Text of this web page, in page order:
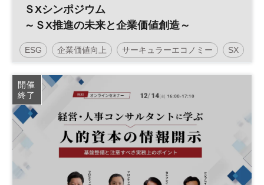
ＳXシンポジウム
～ＳX推進の未来と企業価値創造～
ESG 企業価値向上 サーキュラーエコノミー SX
グリーントランスフォーメーション 持続可能性
社会課題 GX サステナビリティ サステナブル
投資 参加無料 企業活動
開催
終了